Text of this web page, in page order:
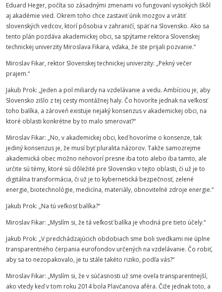
Eduard Heger, počíta so zásadnými zmenami vo fungovaní vysokých škôl
aj akadémie vied. Okrem toho chce zastaviť únik mozgov a vrátiť
slovenských vedcov, ktorí pôsobia v zahraničí, späť na Slovensko. Ako sa
tento plán pozdáva akademickej obci, sa spýtame rektora Slovenskej
technickej univerzity Miroslava Fikara, vďaka, že ste prijali pozvanie.“
Miroslav Fikar, rektor Slovenskej technickej univerzity: „Pekný večer
prajem.“
Jakub Prok: „Jeden a pol miliardy na vzdelávanie a vedu. Ambíciou je, aby
Slovensko zišlo z tej cesty montážnej haly. Čo hovoríte jednak na veľkosť
toho balíka, a zároveň existuje nejaký konsenzus v akademickej obci, na
ktoré oblasti konkrétne by to malo smerovať?“
Miroslav Fikar: „No, v akademickej obci, keď hovoríme o konsenze, tak
jediný konsenzus je, že musí byť pluralita názorov. Takže samozrejme
akademická obec možno nehovorí presne iba toto alebo iba tamto, ale
určite sú témy, ktoré sú dôležité pre Slovensko v tejto oblasti, či už je to
digitálna transformácia, či už je to kybernetická bezpečnosť, zelené
energie, biotechnológie, medicína, materiály, obnoviteľné zdroje energie.“
Jakub Prok: „Na tú veľkosť balíka?“
Miroslav Fikar: „Myslím si, že tá veľkosť balíka je vhodná pre tieto účely.“
Jakub Prok: „V predchádzajúcich obdobiach sme boli svedkami nie úplne
transparentného čerpania eurofondov určených na vzdelávanie. Čo robiť,
aby sa to nezopakovalo, je tu stále takéto riziko, podľa vás?“
Miroslav Fikar: „Myslím si, že v súčasnosti už sme oveľa transparentnejší,
ako vtedy keď v tom roku 2014 bola Plavčanova aféra. Čiže jednak toto, a